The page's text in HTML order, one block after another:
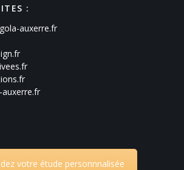
:
auxerre.fr
votre étude personnnalisée